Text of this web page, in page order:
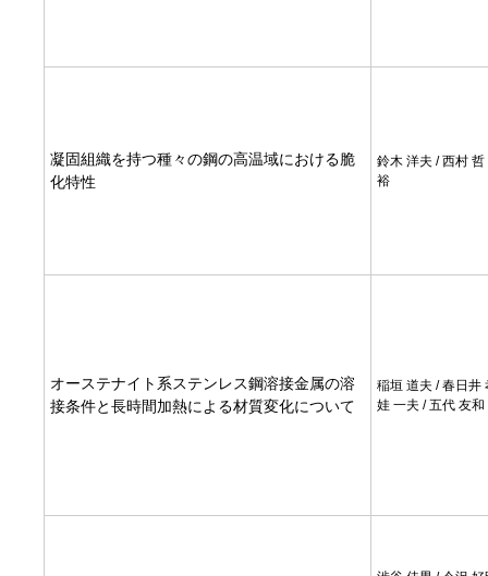
凝固組織を持つ種々の鋼の高温域における脆
化特性
鈴木 洋夫 / 西村 哲
裕
オーステナイト系ステンレス鋼溶接金属の溶
接条件と長時間加熱による材質変化について
稲垣 道夫 / 春日井
娃 一夫 / 五代 友和